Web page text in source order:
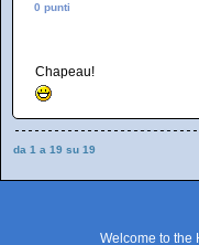
0 punti
Chapeau!
da 1 a 19 su 19
Welcome to the